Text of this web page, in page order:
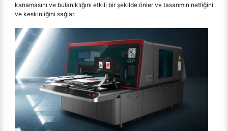
kanamasını ve bulanıklığını etkili bir şekilde önler ve tasarımın netliğini
ve keskinliğini sağlar.